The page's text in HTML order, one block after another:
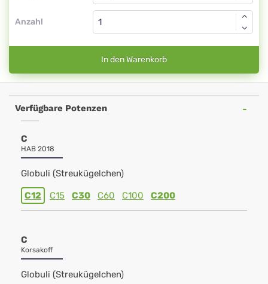
Anzahl
In den Warenkorb
Verfügbare Potenzen
C
HAB 2018
Globuli (Streukügelchen)
C12 C15 C30 C60 C100 C200
C
Korsakoff
Globuli (Streukügelchen)